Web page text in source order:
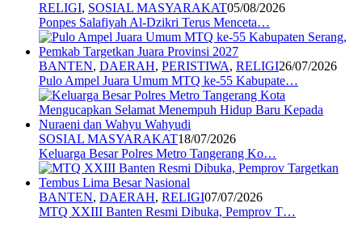
RELIGI, SOSIAL MASYARAKAT05/08/2026
Ponpes Salafiyah Al-Dzikri Terus Menceta…
BANTEN, DAERAH, PERISTIWA, RELIGI26/07/2026
Pulo Ampel Juara Umum MTQ ke-55 Kabupate…
SOSIAL MASYARAKAT18/07/2026
Keluarga Besar Polres Metro Tangerang Ko…
BANTEN, DAERAH, RELIGI07/07/2026
MTQ XXIII Banten Resmi Dibuka, Pemprov T…